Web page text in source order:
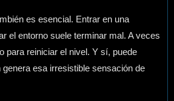
es esencial. Entrar en una
el entorno suele terminar mal. A veces
para reiniciar el nivel. Y sí, puede
esa irresistible sensación de